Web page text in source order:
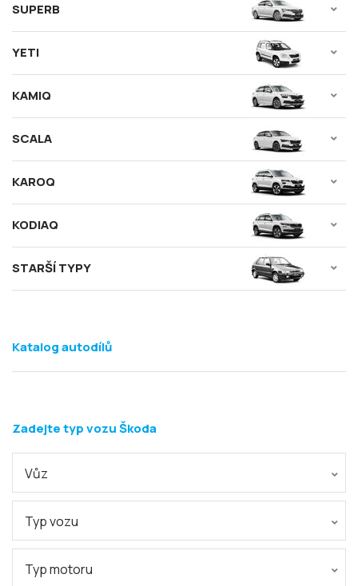
SUPERB
YETI
KAMIQ
SCALA
KAROQ
KODIAQ
STARŠÍ TYPY
Zadejte typ vozu Škoda
Vůz
Typ vozu
Typ motoru
Katalog autodílů